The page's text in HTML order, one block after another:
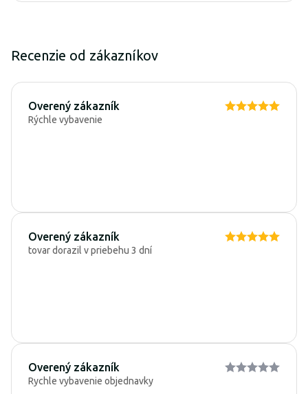
Recenzie od zákazníkov
Overený zákazník
Rýchle vybavenie
Overený zákazník
tovar dorazil v priebehu 3 dní
Overený zákazník
Rychle vybavenie objednavky